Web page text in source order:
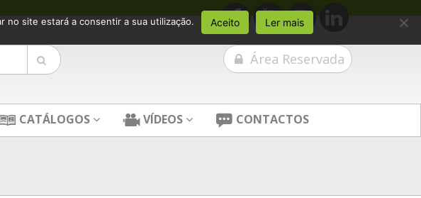
Área Reservada
CATÁLOGOS VÍDEOS CONTACTOS
no site estará a consentir a sua utilização. Aceito Ler mais